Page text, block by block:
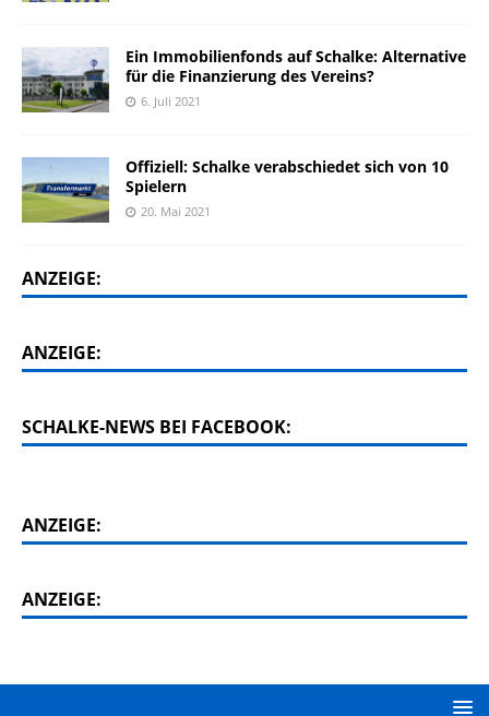
Ein Immobilienfonds auf Schalke: Alternative
für die Finanzierung des Vereins?
6. Juli 2021
Offiziell: Schalke verabschiedet sich von 10
Spielern
20. Mai 2021
ANZEIGE:
ANZEIGE:
SCHALKE-NEWS BEI FACEBOOK:
ANZEIGE:
ANZEIGE: